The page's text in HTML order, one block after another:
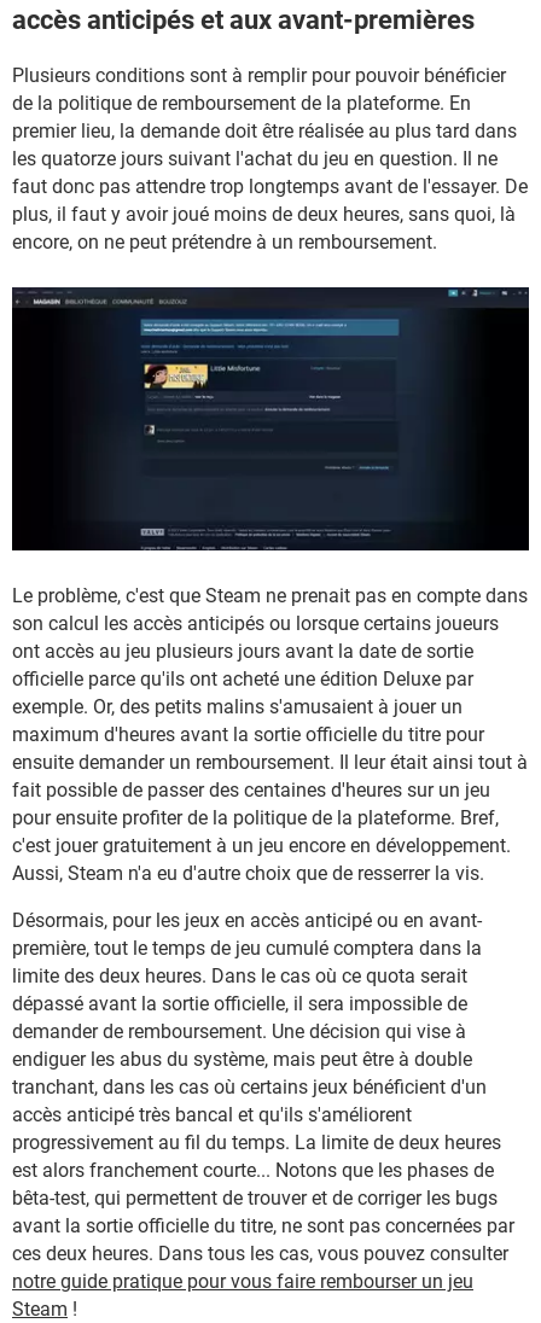
accès anticipés et aux avant-premières
Plusieurs conditions sont à remplir pour pouvoir bénéficier
de la politique de remboursement de la plateforme. En
premier lieu, la demande doit être réalisée au plus tard dans
les quatorze jours suivant l'achat du jeu en question. Il ne
faut donc pas attendre trop longtemps avant de l'essayer. De
plus, il faut y avoir joué moins de deux heures, sans quoi, là
encore, on ne peut prétendre à un remboursement.
Le problème, c'est que Steam ne prenait pas en compte dans
son calcul les accès anticipés ou lorsque certains joueurs
ont accès au jeu plusieurs jours avant la date de sortie
officielle parce qu'ils ont acheté une édition Deluxe par
exemple. Or, des petits malins s'amusaient à jouer un
maximum d'heures avant la sortie officielle du titre pour
ensuite demander un remboursement. Il leur était ainsi tout à
fait possible de passer des centaines d'heures sur un jeu
pour ensuite profiter de la politique de la plateforme. Bref,
c'est jouer gratuitement à un jeu encore en développement.
Aussi, Steam n'a eu d'autre choix que de resserrer la vis.
Désormais, pour les jeux en accès anticipé ou en avant-
première, tout le temps de jeu cumulé comptera dans la
limite des deux heures. Dans le cas où ce quota serait
dépassé avant la sortie officielle, il sera impossible de
demander de remboursement. Une décision qui vise à
endiguer les abus du système, mais peut être à double
tranchant, dans les cas où certains jeux bénéficient d'un
accès anticipé très bancal et qu'ils s'améliorent
progressivement au fil du temps. La limite de deux heures
est alors franchement courte... Notons que les phases de
bêta-test, qui permettent de trouver et de corriger les bugs
avant la sortie officielle du titre, ne sont pas concernées par
ces deux heures. Dans tous les cas, vous pouvez consulter
notre guide pratique pour vous faire rembourser un jeu
Steam !